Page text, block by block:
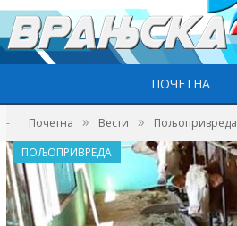
ПОЧЕТНА
- Почетна » Вести » Пољопривреда
ПОЉОПРИВРЕДА